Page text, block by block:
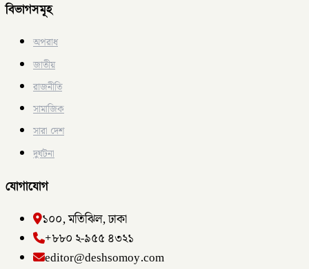
বিভাগসমূহ
অপরাধ
জাতীয়
রাজনীতি
সামাজিক
সারা দেশ
দুর্ঘটনা
যোগাযোগ
১০০, মতিঝিল, ঢাকা
+৮৮০ ২-৯৫৫ ৪৩২১
editor@deshsomoy.com